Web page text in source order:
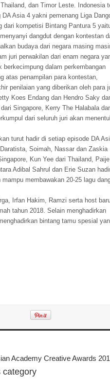
dan Timor Leste. Indonesia
Asia 4 yakni pemenang Liga
dari kompetisi Bintang Pantura 5
dangdut dengan kontestan
budaya dari negara masing
juri perwakilan dari enam negara
dalam perkembangan
atas penampilan para kontestan,
penilaian yang diberikan oleh para
Koes Endang dan Hendro Saky
Singapore, Kerry The Halabala
dari seluruh juri akan
turut hadir di setiap episode DA
Soimah, Nassar dan Zaskia
Kun Yee dari Thailand,
Adibal Sahrul dan Erie Suzan
membawakan 20-25 lagu
Irfan Hakim, Ramzi serta host
tahun 2018. Selain menghadirkan
bintang tamu spesial
Academy Creative Awards
category